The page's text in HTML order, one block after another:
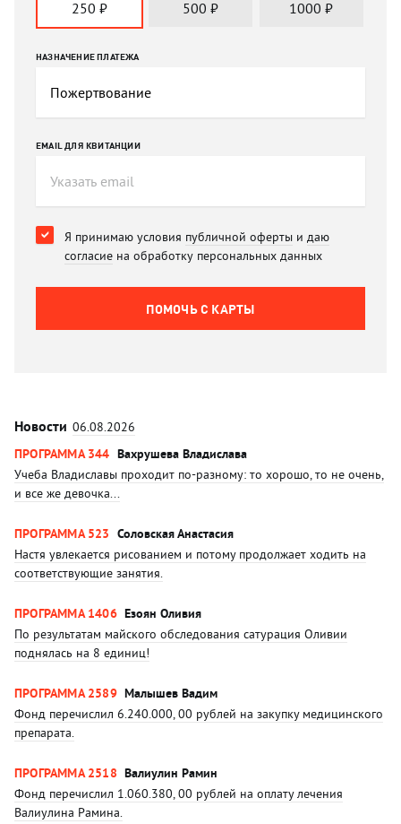
250 ₽ 500 ₽ 1000₽
НАЗНАЧЕНИЕ ПЛАТЕЖА
EMAIL ДЛЯ КВИТАНЦИИ
Я принимаю условия публичной оферты и даю
согласие на обработку персональных данных
ПОМОЧЬ C КАРТЫ
Новости 06.08.2026
ПРОГРАММА 344 Вахрушева Владислава
Учеба Владиславы проходит по-разному: то хорошо, то не очень,
и все же девочка...
ПРОГРАММА 523 Соловская Анастасия
Настя увлекается рисованием и потому продолжает ходить на
соответствующие занятия.
ПРОГРАММА 1406 Езоян Оливия
По результатам майского обследования сатурация Оливии
поднялась на 8 единиц!
ПРОГРАММА 2589 Малышев Вадим
Фонд перечислил 6.240.000, 00 рублей на закупку медицинского
препарата.
ПРОГРАММА 2518 Валиулин Рамин
Фонд перечислил 1.060.380, 00 рублей на оплату лечения
Валиулина Рамина.